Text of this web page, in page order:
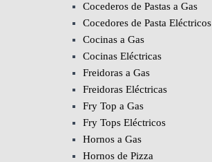
Cocederos de Pastas a Gas
Cocedores de Pasta Eléctricos
Cocinas a Gas
Cocinas Eléctricas
Freidoras a Gas
Freidoras Eléctricas
Fry Top a Gas
Fry Tops Eléctricos
Hornos a Gas
Hornos de Pizza